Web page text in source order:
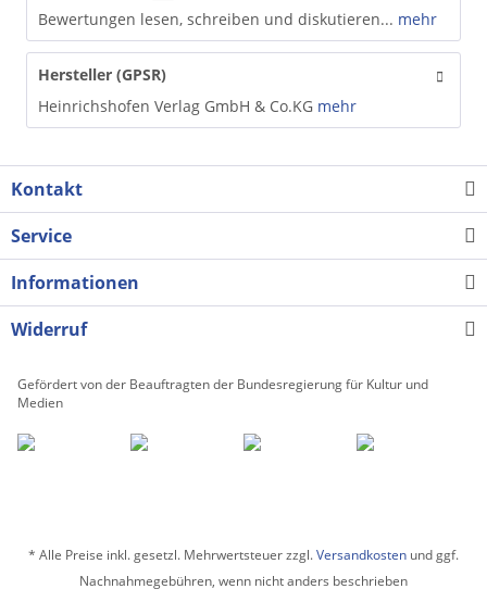
Bewertungen lesen, schreiben und diskutieren... mehr
Hersteller (GPSR)
Heinrichshofen Verlag GmbH & Co.KG mehr
Kontakt
Service
Informationen
Widerruf
Gefördert von der Beauftragten der Bundesregierung für Kultur und
Medien
* Alle Preise inkl. gesetzl. Mehrwertsteuer zzgl.Versandkosten und ggf.
Nachnahmegebühren, wenn nicht anders beschrieben